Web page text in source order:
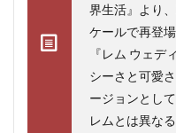
界生活』より
ケールで再登場
『レム ウェデ
シーさと可愛
ージョンとし
レムとは異な